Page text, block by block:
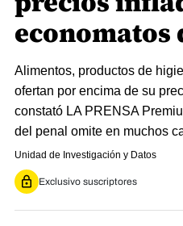
economatos
Alimentos, productos de
ofertan por encima de su
constató LA PRENSA
del penal omite en muchos
Unidad de Investigación y Datos
Exclusivo suscriptores